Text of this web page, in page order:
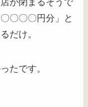
が閉まるそうで
〇〇〇円分」と
だけ。
たです。